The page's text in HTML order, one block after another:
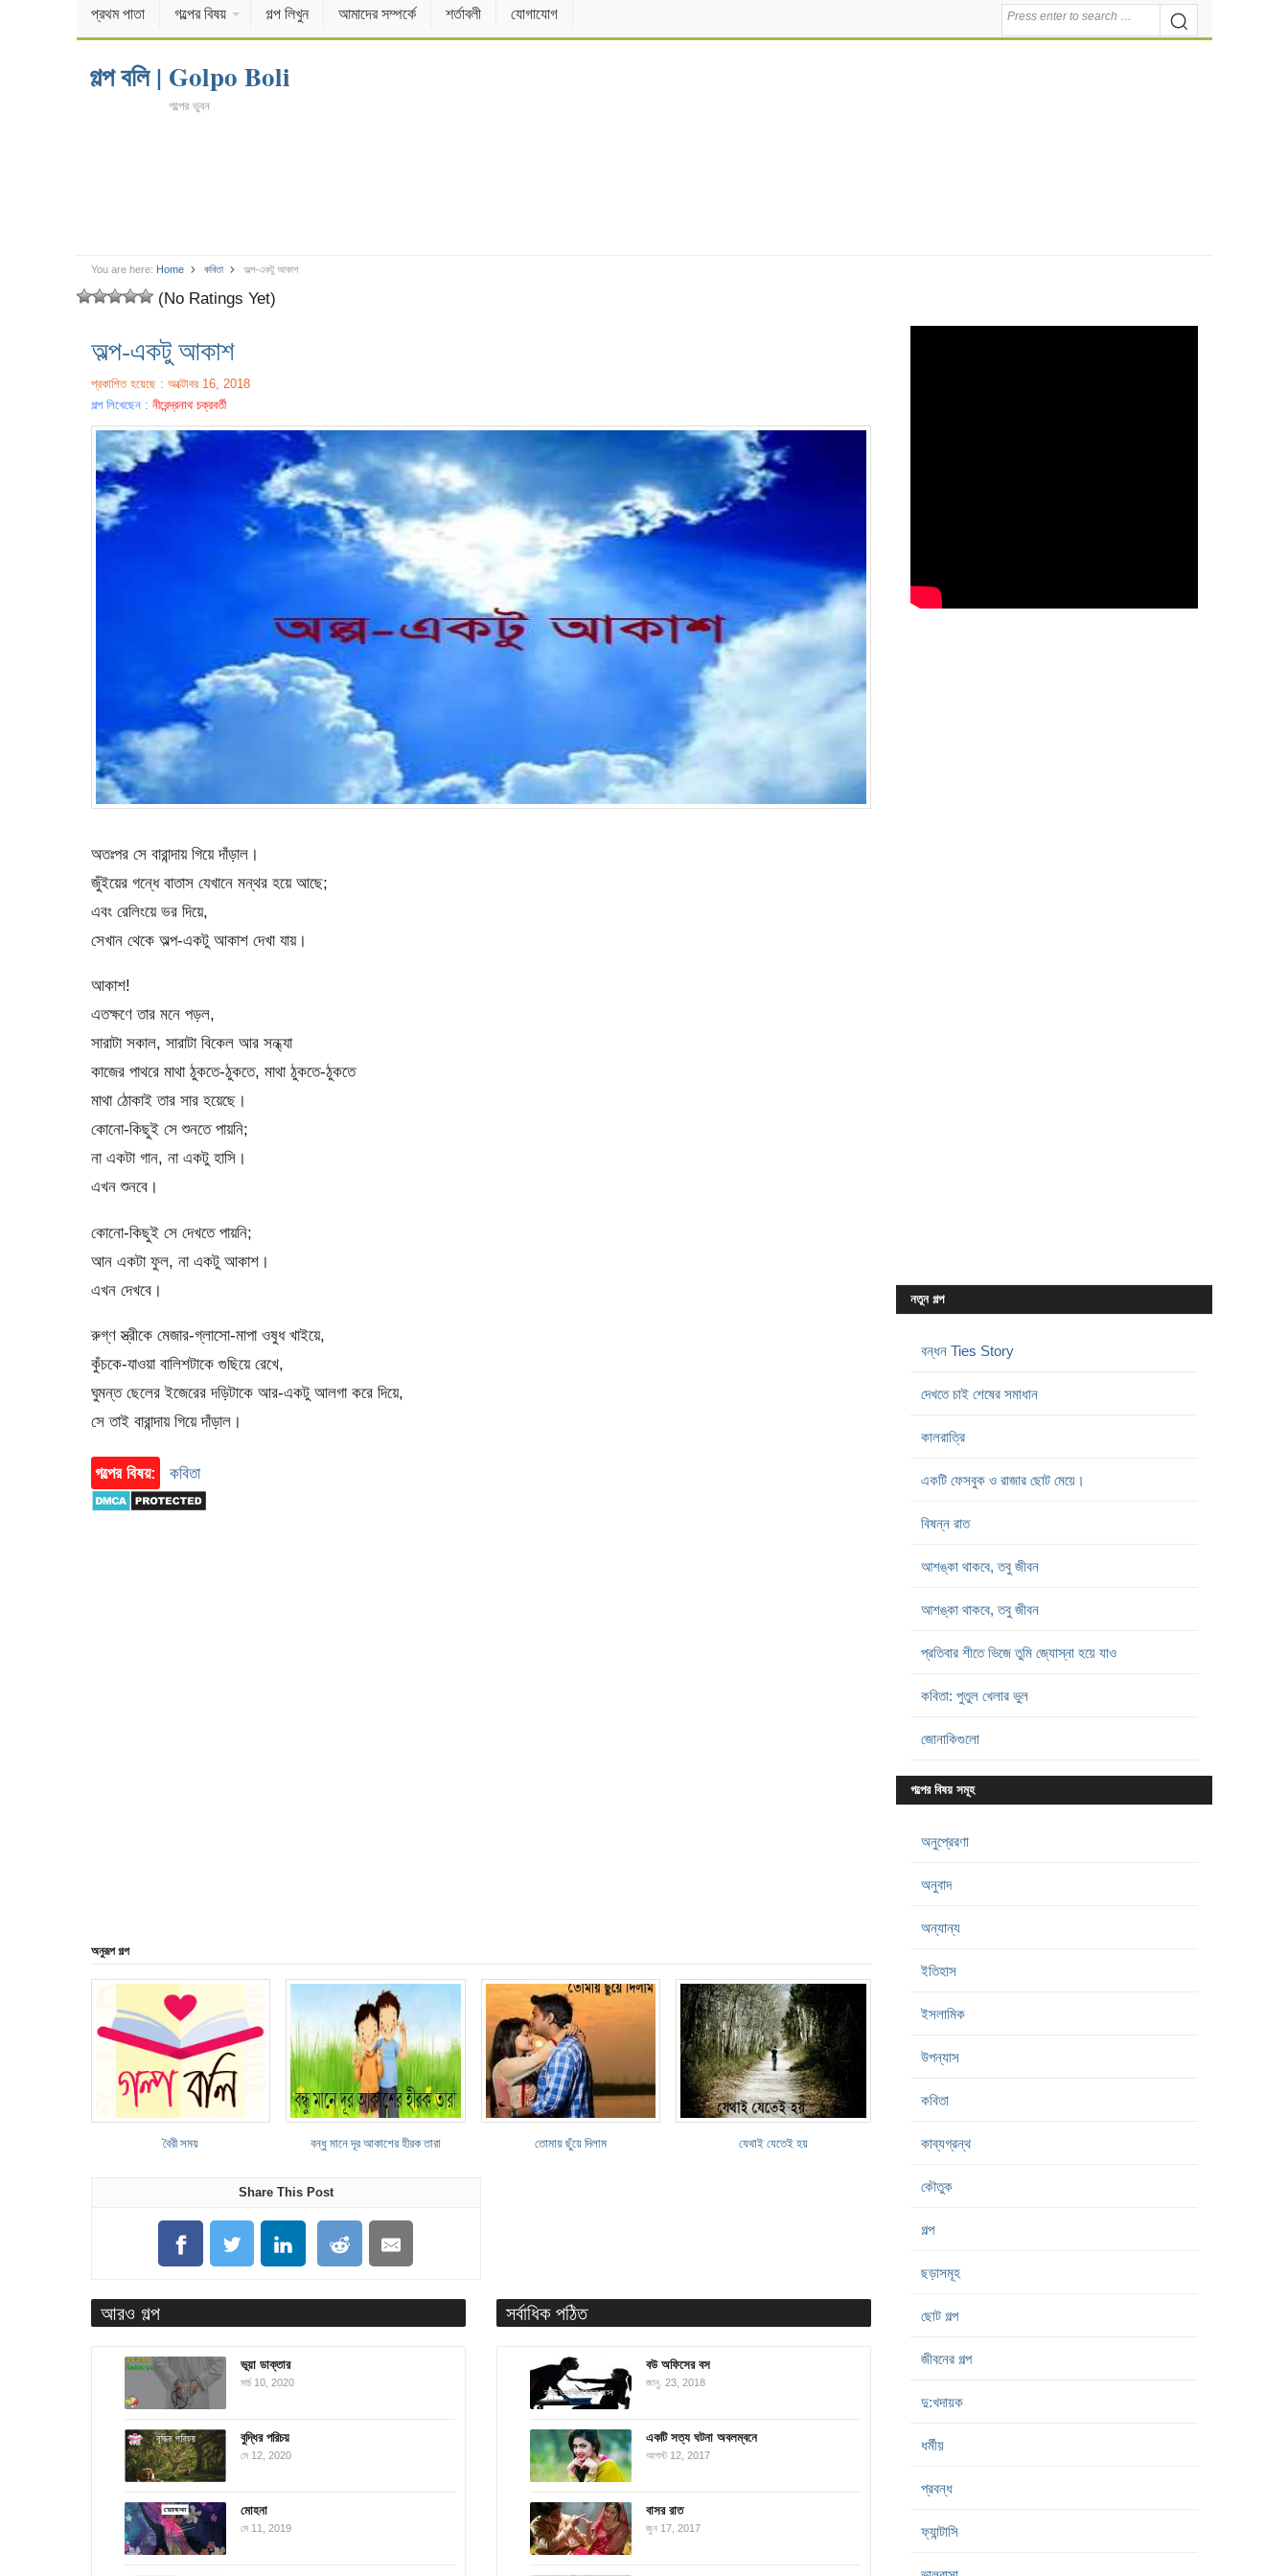
প্রথম পাতা গল্পের বিষয় গল্প লিখুন আমাদের সম্পর্কে শর্তাবলী যোগাযোগ
গল্প বলি | Golpo Boli
গল্পের ভুবন
You are here: Home কবিতা অল্প-একটু আকাশ
(No Ratings Yet)
অল্প-একটু আকাশ
প্রকাশিত হয়েছে : অক্টোবর 16, 2018
গল্প লিখেছেন : নীরেন্দ্রনাথ চক্রবর্তী
অতঃপর সে বারান্দায় গিয়ে দাঁড়াল।
জুঁইয়ের গন্ধে বাতাস যেখানে মন্থর হয়ে আছে;
এবং রেলিংয়ে ভর দিয়ে,
সেখান থেকে অল্প-একটু আকাশ দেখা যায়।
আকাশ!
এতক্ষণে তার মনে পড়ল,
সারাটা সকাল, সারাটা বিকেল আর সন্ধ্যা
কাজের পাথরে মাথা ঠুকতে-ঠুকতে, মাথা ঠুকতে-ঠুকতে
মাথা ঠোকাই তার সার হয়েছে।
কোনো-কিছুই সে শুনতে পায়নি;
না একটা গান, না একটু হাসি।
এখন শুনবে।
কোনো-কিছুই সে দেখতে পায়নি;
আন একটা ফুল, না একটু আকাশ।
এখন দেখবে।
রুগ্‌ণ স্ত্রীকে মেজার-গ্লাসো-মাপা ওষুধ খাইয়ে,
কুঁচকে-যাওয়া বালিশটাকে গুছিয়ে রেখে,
ঘুমন্ত ছেলের ইজেরের দড়িটাকে আর-একটু আলগা করে দিয়ে,
সে তাই বারান্দায় গিয়ে দাঁড়াল।
গল্পের বিষয়: কবিতা
অনুরূপ গল্প
বৈরী সময় বন্ধু মানে দূর আকাশের হীরক তারা তোমায় ছুঁয়ে দিলাম যেথাই যেতেই হয়
Share This Post
আরও গল্প
ভূয়া ডাক্তার
মার্চ 10, 2020
বুদ্ধির পরিচয়
মে 12, 2020
মোহনা
মে 11, 2019
সর্বাধিক পঠিত
বউ অফিসের বস
জানু. 23, 2018
একটি সত্য ঘটনা অবলম্বনে
আগস্ট 12, 2017
বাসর রাত
জুন 17, 2017
নতুন গল্প
বন্ধন Ties Story
দেখতে চাই শেষের সমাধান
কালরাত্রি
একটি ফেসবুক ও রাজার ছোট মেয়ে।
বিষন্ন রাত
আশঙ্কা থাকবে, তবু জীবন
আশঙ্কা থাকবে, তবু জীবন
প্রতিবার শীতে ভিজে তুমি জ্যোস্না হয়ে যাও
কবিতা: পুতুল খেলার ভুল
জোনাকিগুলো
গল্পের বিষয় সমূহ
অনুপ্রেরণা
অনুবাদ
অন্যান্য
ইতিহাস
ইসলামিক
উপন্যাস
কবিতা
কাব্যগ্রন্থ
কৌতুক
গল্প
ছড়াসমূহ
ছোট গল্প
জীবনের গল্প
দু:খদায়ক
ধর্মীয়
প্রবন্ধ
ফ্যান্টাসি